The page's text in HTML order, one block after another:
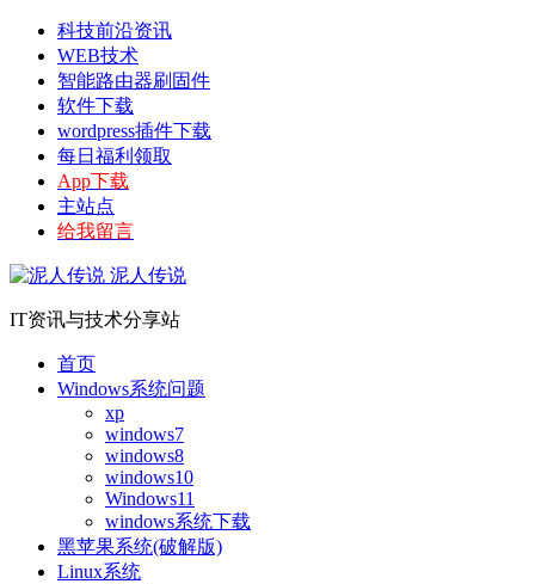
科技前沿资讯
WEB技术
智能路由器刷固件
软件下载
wordpress插件下载
每日福利领取
App下载
主站点
给我留言
泥人传说
IT资讯与技术分享站
首页
Windows系统问题
xp
windows7
windows8
windows10
Windows11
windows系统下载
黑苹果系统(破解版)
Linux系统